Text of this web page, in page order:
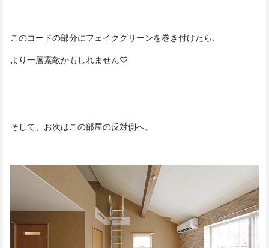
このコードの部分にフェイクグリーンを巻き付けたら、
より一層素敵かもしれません♡
そして、お次はこの部屋の反対側へ。